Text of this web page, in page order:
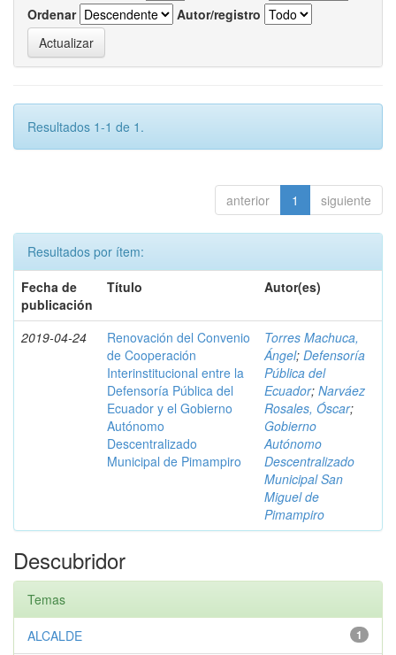
Ordenar
Autor/registro
Resultados 1-1 de 1.
anterior 1 siguiente
Resultados por ítem:
Fecha de
publicación
Título Autor(es)
2019-04-24
Renovación del Convenio
de Cooperación
Interinstitucional entre la
Defensoría Pública del
Ecuador y el Gobierno
Autónomo
Descentralizado
Municipal de Pimampiro
Torres Machuca,
Ángel; Defensoría
Pública del
Ecuador; Narváez
Rosales, Óscar;
Gobierno
Autónomo
Descentralizado
Municipal San
Miguel de
Pimampiro
Descubridor
Temas
1
ALCALDE